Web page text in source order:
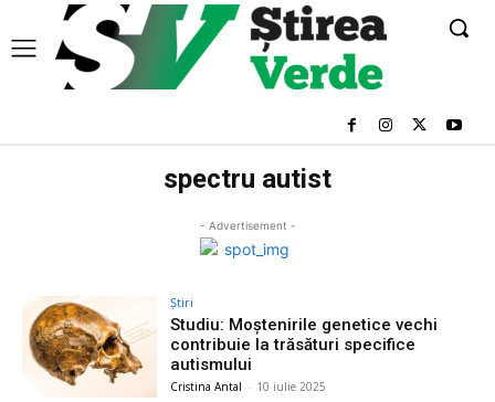
spectru autist
- Advertisement -
Știri
Studiu: Moștenirile genetice vechi
contribuie la trăsături specifice
autismului
Cristina Antal - 10 iulie 2025